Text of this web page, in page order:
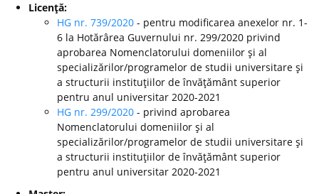
Licenţă:
HG nr. 739/2020 - pentru modificarea anexelor nr. 1-
6 la Hotărârea Guvernului nr. 299/2020 privind
aprobarea Nomenclatorului domeniilor şi al
specializărilor/programelor de studii universitare şi
a structurii instituţiilor de învăţământ superior
pentru anul universitar 2020-2021
HG nr. 299/2020 - privind aprobarea
Nomenclatorului domeniilor şi al
specializărilor/programelor de studii universitare şi
a structurii instituţiilor de învăţământ superior
pentru anul universitar 2020-2021